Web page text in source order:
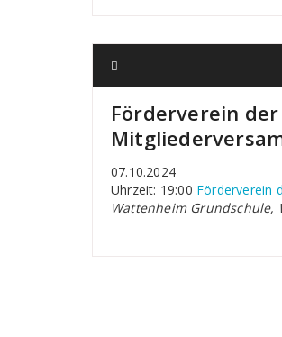
Förderverein
07.10.2024
Uhrzeit: 19:00 Förderverein
Wattenheim Grundschule,